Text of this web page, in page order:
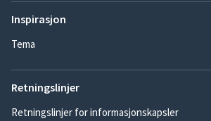
Inspirasjon
Tema
Retningslinjer
Retningslinjer for informasjonskapsler